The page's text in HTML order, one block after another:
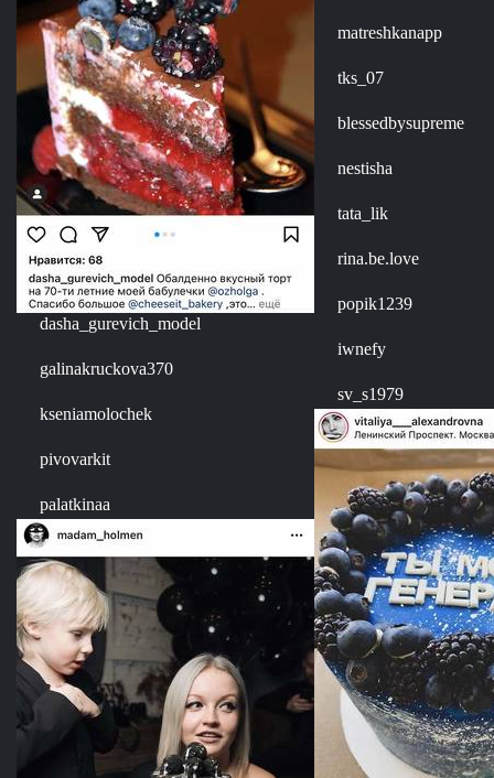
dasha_gurevich_model
galinakruckova370
kseniamolochek
pivovarkit
palatkinaa
matreshkanapp
tks_07
blessedbysupreme
nestisha
tata_lik
rina.be.love
popik1239
iwnefy
sv_s1979